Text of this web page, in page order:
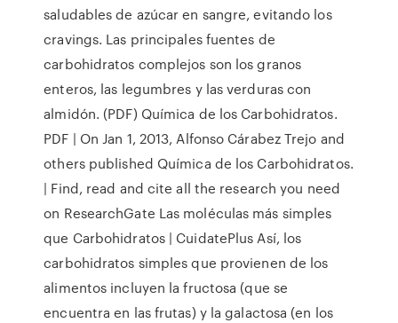
saludables de azúcar en sangre, evitando los
cravings. Las principales fuentes de
carbohidratos complejos son los granos
enteros, las legumbres y las verduras con
almidón. (PDF) Química de los Carbohidratos.
PDF | On Jan 1, 2013, Alfonso Cárabez Trejo and
others published Química de los Carbohidratos.
| Find, read and cite all the research you need
on ResearchGate Las moléculas más simples
que Carbohidratos | CuidatePlus Así, los
carbohidratos simples que provienen de los
alimentos incluyen la fructosa (que se
encuentra en las frutas) y la galactosa (en los